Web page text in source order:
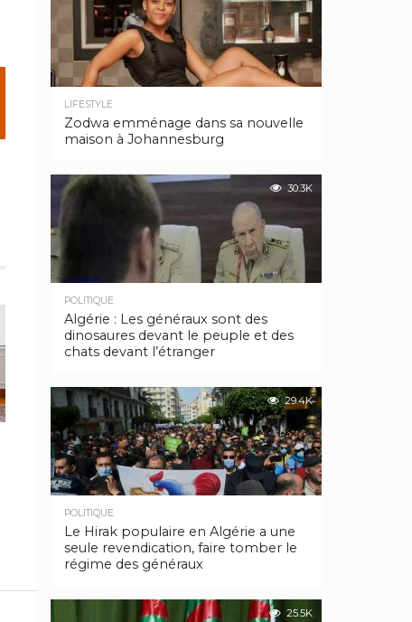
LIFESTYLE
Zodwa emménage dans sa nouvelle
maison à Johannesburg
30.3K
POLITIQUE
Algérie : Les généraux sont des
dinosaures devant le peuple et des
chats devant l’étranger
29.4K
POLITIQUE
Le Hirak populaire en Algérie a une
seule revendication, faire tomber le
régime des généraux
25.5K